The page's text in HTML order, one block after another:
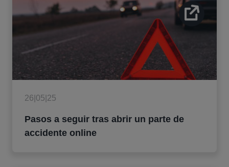
26|05|25
Pasos a seguir tras abrir un parte de
accidente online